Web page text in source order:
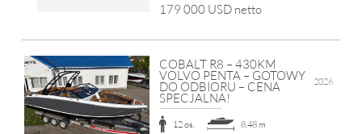
179 000 USD netto
COBALT R8 – 430KM
VOLVO PENTA – GOTOWY
DO ODBIORU – CENA
SPECJALNA!
2026
12 os. 8.48 m